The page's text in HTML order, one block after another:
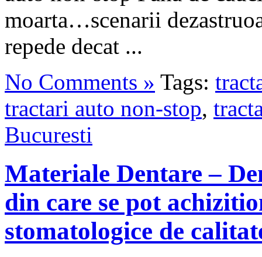
moarta…scenarii
repede decat ...
No Comments » Tags:
tractari auto non-stop,
Bucuresti
Materiale Dentare –
din care se pot
stomatologice de